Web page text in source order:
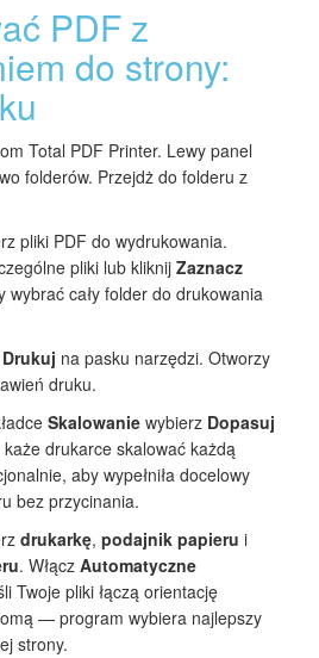
PDF z
do strony:
Total PDF Printer. Lewy panel
folderów. Przejdż do folderu z
pliki PDF do wydrukowania.
pliki lub kliknij Zaznacz
wybrać cały folder do drukowania
Drukuj na pasku narzędzi. Otworzy
druku.
Skalowanie wybierz Dopasuj
każe drukarce skalować każdą
aby wypełniła docelowy
bez przycinania.
drukarkę, podajnik papieru i
. Włącz Automatyczne
Twoje pliki łączą orientację
— program wybiera najlepszy
strony.